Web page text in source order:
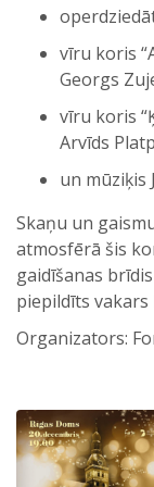
vīru koris
Georgs
vīru koris
Arvīds
un mūziķis
Skaņu un
atmosfērā šis
gaidīšanas
piepildīts vakars
Organizators: